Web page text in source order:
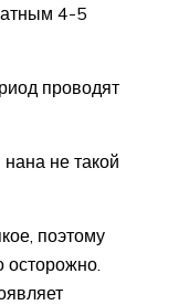
4-5
проводят
не такой
поэтому